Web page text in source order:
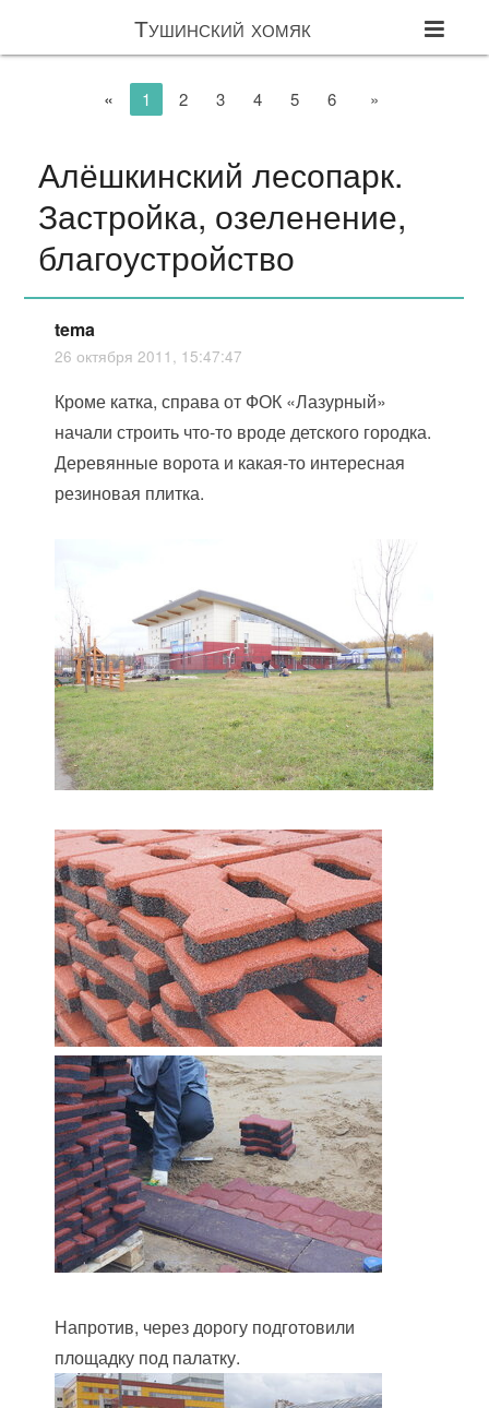
Тушинский хомяк
« 1 2 3 4 5 6 »
Алёшкинский лесопарк.
Застройка, озеленение,
благоустройство
tema
26 октября 2011, 15:47:47
Кроме катка, справа от ФОК «Лазурный»
начали строить что-то вроде детского городка.
Деревянные ворота и какая-то интересная
резиновая плитка.
Напротив, через дорогу подготовили
площадку под палатку.